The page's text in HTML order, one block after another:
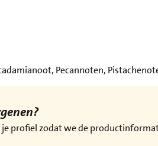
Pecannoten,
je profiel zodat we de